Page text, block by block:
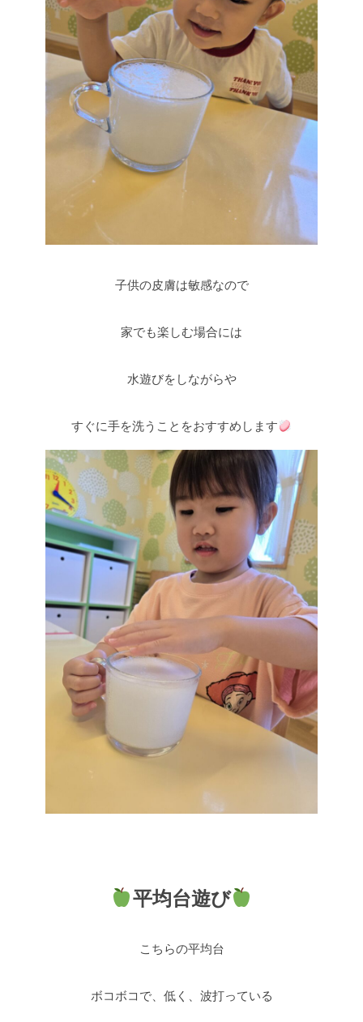
子供の皮膚は敏感なので
家でも楽しむ場合には
水遊びをしながらや
すぐに手を洗うことをおすすめします
平均台遊び
こちらの平均台
ボコボコで、低く、波打っている